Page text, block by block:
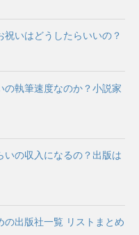
いはどうしたらいいの？
の執筆速度なのか？小説家
いの収入になるの？出版は
の出版社一覧 リストまとめ